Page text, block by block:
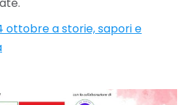
ottobre a storie, sapori e